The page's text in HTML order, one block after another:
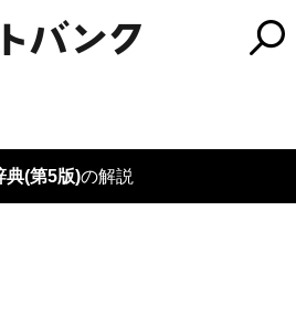
典(第5版)の解説